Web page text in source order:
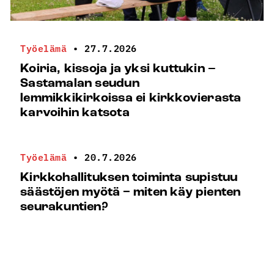
Työelämä • 27.7.2026
Koiria, kissoja ja yksi kuttukin –
Sastamalan seudun
lemmikkikirkoissa ei kirkkovierasta
karvoihin katsota
Työelämä • 20.7.2026
Kirkkohallituksen toiminta supistuu
säästöjen myötä − miten käy pienten
seurakuntien?